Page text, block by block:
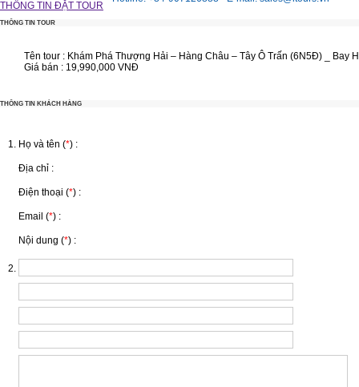
THÔNG TIN ĐẶT TOUR
THÔNG TIN TOUR
Tên tour : Khám Phá Thượng Hải – Hàng Châu – Tây Ô Trấn (6N5Đ) _ Bay
Giá bán : 19,990,000 VNĐ
THÔNG TIN KHÁCH HÀNG
Họ và tên (*) :
Địa chỉ :
Điện thoại (*) :
Email (*) :
Nội dung (*) :